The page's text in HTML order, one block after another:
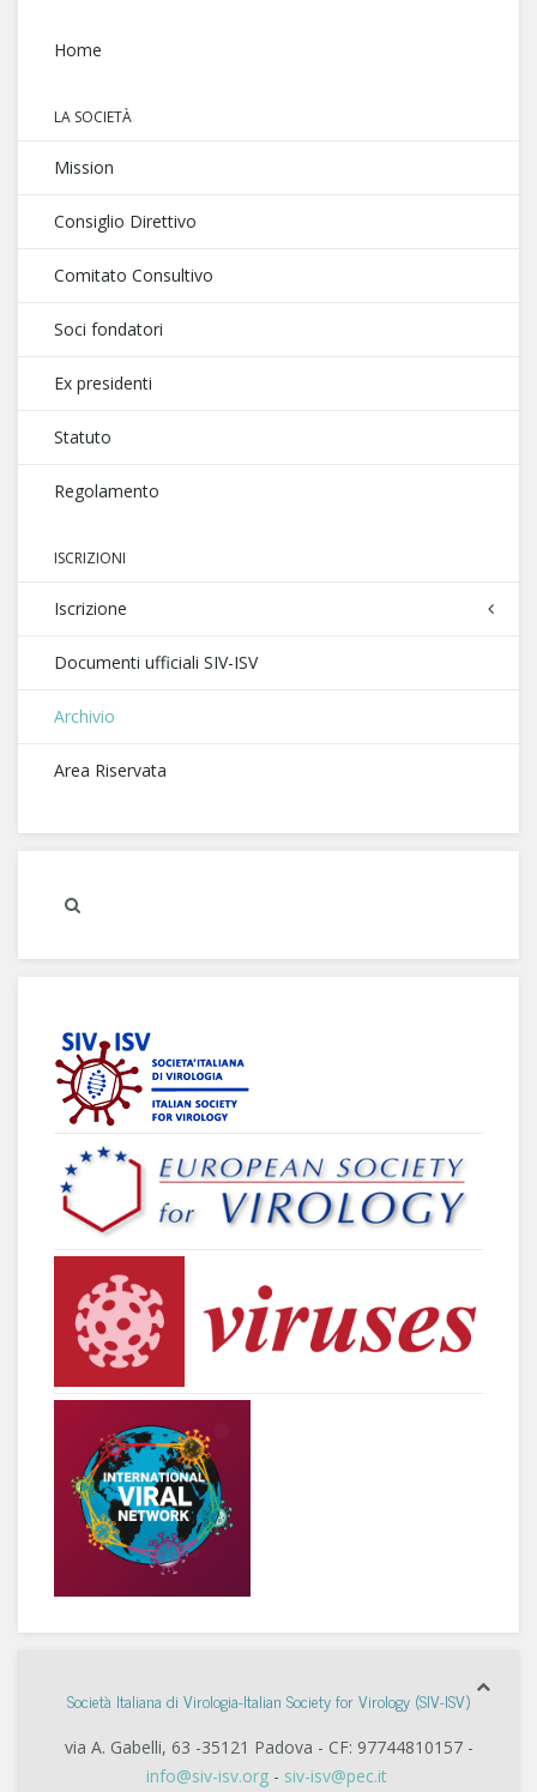
Home
LA SOCIETÀ
Mission
Consiglio Direttivo
Comitato Consultivo
Soci fondatori
Ex presidenti
Statuto
Regolamento
ISCRIZIONI
Iscrizione
Documenti ufficiali SIV-ISV
Archivio
Area Riservata
Società Italiana di Virologia-Italian Society for Virology (SIV-ISV)
via A. Gabelli, 63 -35121 Padova - CF: 97744810157 -
info@siv-isv.org- siv-isv@pec.it